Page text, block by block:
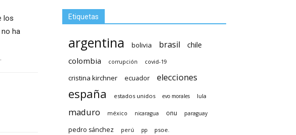
los
ha
Etiquetas
argentina bolivia brasil
chile
colombia
corrupción covid-19
cristina kirchner ecuador elecciones
españa estados unidos evo morales lula
maduro méxico nicaragua onu paraguay
pedro sánchez perú pp psoe.